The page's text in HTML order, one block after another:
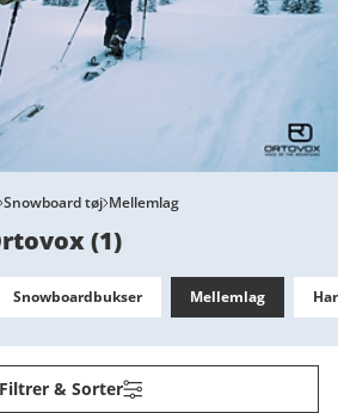
Snowboard tøj Mellemlag
(1)
Snowboardbukser Mellemlag
Filtrer & Sorter